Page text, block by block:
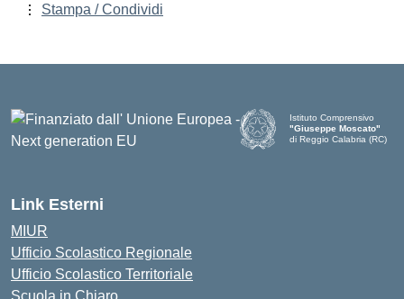
Stampa / Condividi
Istituto Comprensivo
"Giuseppe Moscato"
di Reggio Calabria (RC)
Link Esterni
MIUR
Ufficio Scolastico Regionale
Ufficio Scolastico Territoriale
Scuola in Chiaro